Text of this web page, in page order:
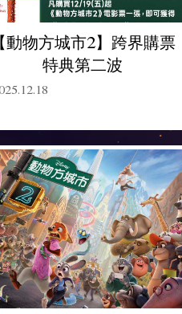
【動物方城市2】跨界購票
特典第二波